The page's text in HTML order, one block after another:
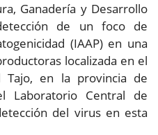
Ganadería y Desarrollo
de un foco de
(IAAP) en una
localizada en el
Tajo, en la provincia de
Laboratorio Central de
del virus en esta